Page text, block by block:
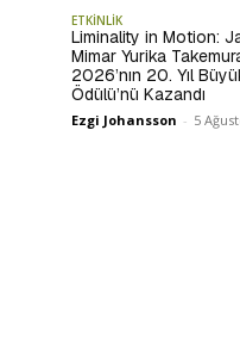
ETKİNLİK
Liminality in Motion:
Mimar Yurika
2026’nın 20. Yıl
Ödülü’nü Kazandı
Ezgi Johansson - 5